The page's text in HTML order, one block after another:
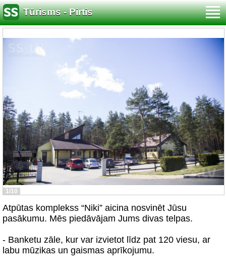
Tūrisms - Pirtis
1/10
Atpūtas komplekss “Niki” aicina nosvinēt Jūsu
pasākumu. Mēs piedāvājam Jums divas telpas.
- Banketu zāle, kur var izvietot līdz pat 120 viesu, ar
labu mūzikas un gaismas aprīkojumu.